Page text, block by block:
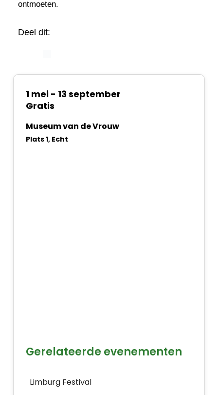
ontmoeten.
Deel dit:
1 mei- 13 september
Gratis
Museum van de Vrouw
Plats 1, Echt
Gerelateerde evenementen
Limburg Festival